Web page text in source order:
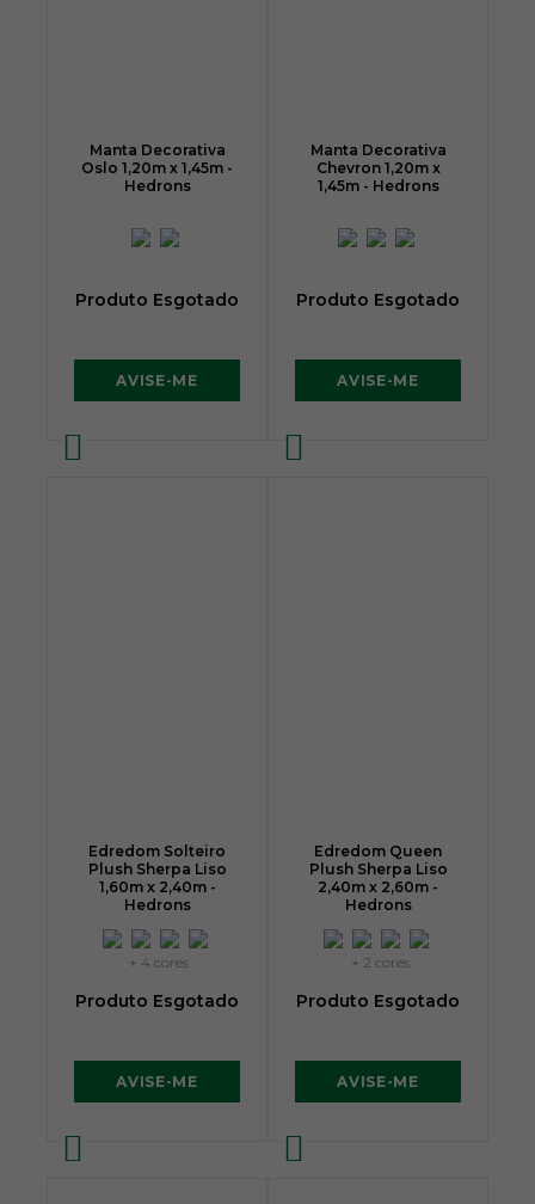
Manta Decorativa
Oslo 1,20m x 1,45m -
Hedrons
Produto Esgotado
AVISE-ME
Manta Decorativa
Chevron 1,20m x
1,45m - Hedrons
Produto Esgotado
AVISE-ME
Edredom Solteiro
Plush Sherpa Liso
1,60m x 2,40m -
Hedrons
+ 4 cores
Produto Esgotado
AVISE-ME
Edredom Queen
Plush Sherpa Liso
2,40m x 2,60m -
Hedrons
+ 2 cores
Produto Esgotado
AVISE-ME